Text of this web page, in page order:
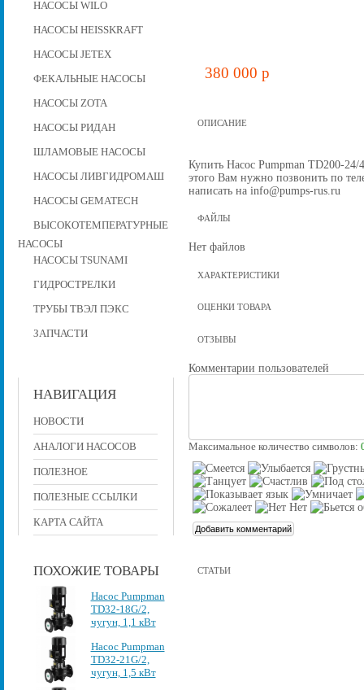
НАСОСЫ WILO
НАСОСЫ HEISSKRAFT
НАСОСЫ JETEX
ФЕКАЛЬНЫЕ НАСОСЫ
НАСОСЫ ZOTA
НАСОСЫ РИДАН
ШЛАМОВЫЕ НАСОСЫ
НАСОСЫ ЛИВГИДРОМАШ
НАСОСЫ GEMATECH
ВЫСОКОТЕМПЕРАТУРНЫЕ
НАСОСЫ
НАСОСЫ TSUNAMI
ГИДРОСТРЕЛКИ
ТРУБЫ ТВЭЛ ПЭКС
ЗАПЧАСТИ
НАВИГАЦИЯ
НОВОСТИ
АНАЛОГИ НАСОСОВ
ПОЛЕЗНОЕ
ПОЛЕЗНЫЕ ССЫЛКИ
КАРТА САЙТА
ПОХОЖИЕ ТОВАРЫ
Насос Pumpman
TD32-18G/2,
чугун, 1,1 кВт
Насос Pumpman
TD32-21G/2,
чугун, 1,5 кВт
380 000 p
ОПИСАНИЕ
Купить Насос Pumpman TD200-24/
этого Вам нужно позвонить по
написать на info@pumps-rus.ru
ФАЙЛЫ
Нет файлов
ХАРАКТЕРИСТИКИ
ОЦЕНКИ ТОВАРА
ОТЗЫВЫ
Комментарии пользователей
Максимальное количество символов:
СТАТЬИ